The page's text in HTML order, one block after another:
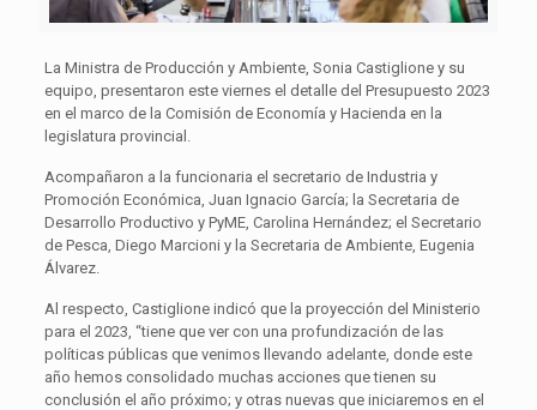
La Ministra de Producción y Ambiente, Sonia Castiglione y su
equipo, presentaron este viernes el detalle del Presupuesto 2023
en el marco de la Comisión de Economía y Hacienda en la
legislatura provincial.
Acompañaron a la funcionaria el secretario de Industria y
Promoción Económica, Juan Ignacio García; la Secretaria de
Desarrollo Productivo y PyME, Carolina Hernández; el Secretario
de Pesca, Diego Marcioni y la Secretaria de Ambiente, Eugenia
Álvarez.
Al respecto, Castiglione indicó que la proyección del Ministerio
para el 2023, “tiene que ver con una profundización de las
políticas públicas que venimos llevando adelante, donde este
año hemos consolidado muchas acciones que tienen su
conclusión el año próximo; y otras nuevas que iniciaremos en el